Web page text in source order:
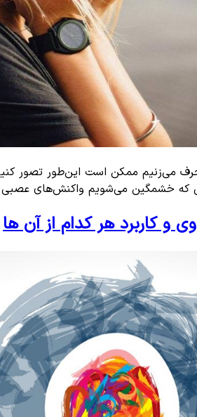
حرف می‌زنیم ممکن است این‌طور تصور
خشمگین می‌شویم واکنش‌های عصبی
و کاربرد هر کدام از آن ها